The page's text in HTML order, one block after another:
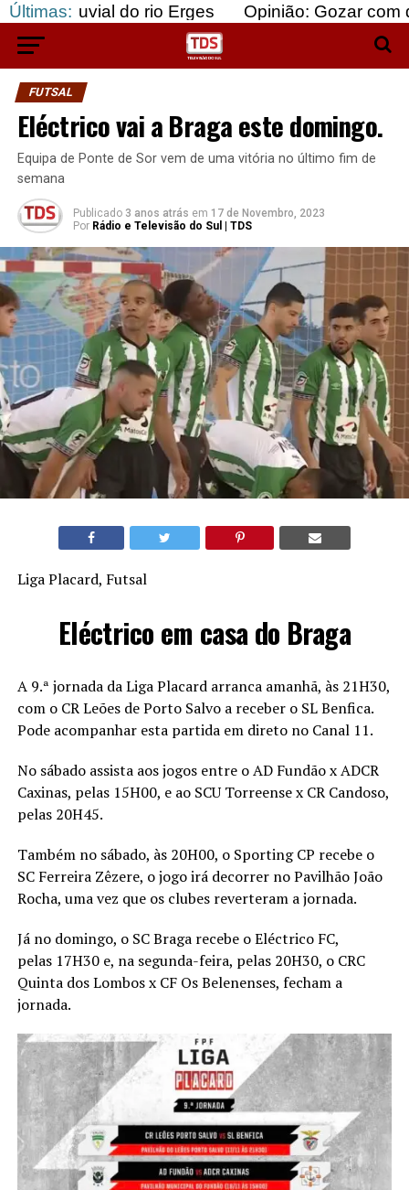
Últimas:
do rio Erges Opinião: Gozar com doentes e
FUTSAL
Eléctrico vai a Braga este domingo.
Equipa de Ponte de Sor vem de uma vitória no último fim de
semana
Publicado 3 anos atrás em 17 de Novembro, 2023
Por Rádio e Televisão do Sul | TDS
Liga Placard, Futsal
Eléctrico em casa do Braga
A 9.ª jornada da Liga Placard arranca amanhã, às 21H30,
com o CR Leões de Porto Salvo a receber o SL Benfica.
Pode acompanhar esta partida em direto no Canal 11.
No sábado assista aos jogos entre o AD Fundão x ADCR
Caxinas, pelas 15H00, e ao SCU Torreense x CR Candoso,
pelas 20H45.
Também no sábado, às 20H00, o Sporting CP recebe o
SC Ferreira Zêzere, o jogo irá decorrer no Pavilhão João
Rocha, uma vez que os clubes reverteram a jornada.
Já no domingo, o SC Braga recebe o Eléctrico FC,
pelas 17H30 e, na segunda-feira, pelas 20H30, o CRC
Quinta dos Lombos x CF Os Belenenses, fecham a
jornada.